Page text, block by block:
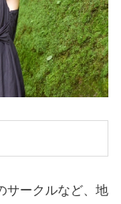
サークルなど、地